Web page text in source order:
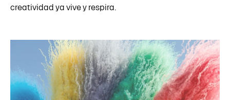
creatividad ya vive y respira.